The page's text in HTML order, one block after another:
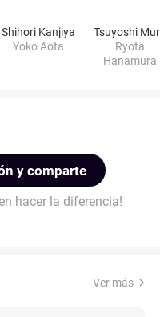
Shihori Kanjiya
Yoko Aota
Tsuyoshi
Ryota
Hanamura
y comparte
hacer la diferencia!
Ver más